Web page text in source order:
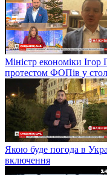
Міністр економіки
протестом ФОПів у
Якою буде погода в
включення